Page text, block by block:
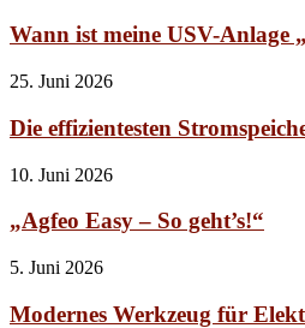
Wann ist meine USV-Anlage
25. Juni 2026
Die effizientesten
10. Juni 2026
„Agfeo Easy – So geht’s!“
5. Juni 2026
Modernes Werkzeug für